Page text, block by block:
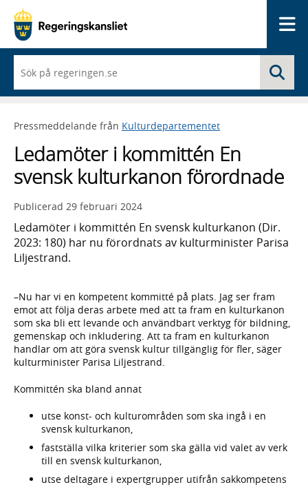
du
börjar
skriva
framträder
lista
med
sökförslag
Pressmeddelande från Kulturdepartementet
Ledamöter i kommittén En
svensk kulturkanon förordnade
Publicerad 29 februari 2024
Ledamöter i kommittén En svensk kulturkanon (Dir.
2023: 180) har nu förordnats av kulturminister Parisa
Liljestrand.
–Nu har vi en kompetent kommitté på plats. Jag ser fram
emot att följa deras arbete med att ta fram en kulturkanon
som ska bli ett levande och användbart verktyg för bildning,
gemenskap och inkludering. Att ta fram en kulturkanon
handlar om att göra svensk kultur tillgänglig för fler, säger
kulturminister Parisa Liljestrand.
Kommittén ska bland annat
utse konst- och kulturområden som ska ingå i en
svensk kulturkanon,
fastställa vilka kriterier som ska gälla vid valet av verk
till en svensk kulturkanon,
utse deltagare i expertgrupper utifrån sakkompetens